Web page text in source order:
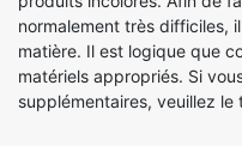
normalement très difficiles,
matière. Il est logique que
matériels appropriés. Si
supplémentaires, veuillez